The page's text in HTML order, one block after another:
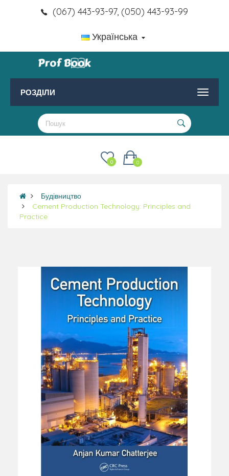
(067) 443-93-97, (050) 443-93-99
Українська
РОЗДІЛИ
0
0
Будівництво
Cement Production Technology: Principles and
Practice